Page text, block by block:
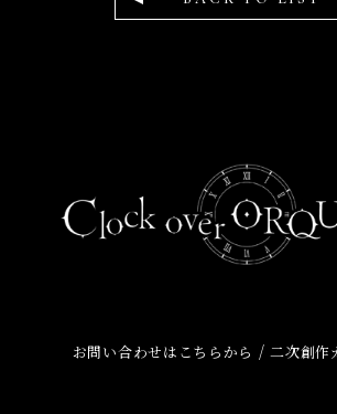
お問い合わせはこちらから /二次創作